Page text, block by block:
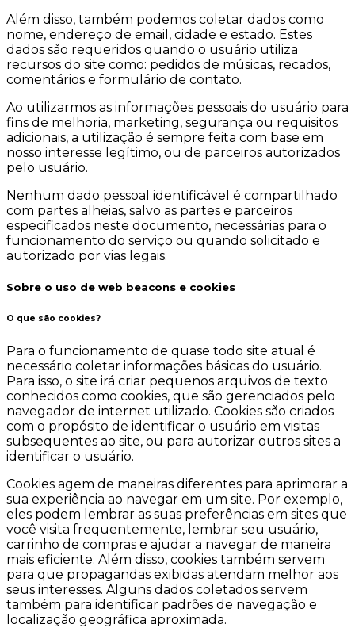
Além disso, também podemos coletar dados como
nome, endereço de email, cidade e estado. Estes
dados são requeridos quando o usuário utiliza
recursos do site como: pedidos de músicas, recados,
comentários e formulário de contato.
Ao utilizarmos as informações pessoais do usuário para
fins de melhoria, marketing, segurança ou requisitos
adicionais, a utilização é sempre feita com base em
nosso interesse legítimo, ou de parceiros autorizados
pelo usuário.
Nenhum dado pessoal identificável é compartilhado
com partes alheias, salvo as partes e parceiros
especificados neste documento, necessárias para o
funcionamento do serviço ou quando solicitado e
autorizado por vias legais.
Sobre o uso de web beacons e cookies
O que são cookies?
Para o funcionamento de quase todo site atual é
necessário coletar informações básicas do usuário.
Para isso, o site irá criar pequenos arquivos de texto
conhecidos como cookies, que são gerenciados pelo
navegador de internet utilizado. Cookies são criados
com o propósito de identificar o usuário em visitas
subsequentes ao site, ou para autorizar outros sites a
identificar o usuário.
Cookies agem de maneiras diferentes para aprimorar a
sua experiência ao navegar em um site. Por exemplo,
eles podem lembrar as suas preferências em sites que
você visita frequentemente, lembrar seu usuário,
carrinho de compras e ajudar a navegar de maneira
mais eficiente. Além disso, cookies também servem
para que propagandas exibidas atendam melhor aos
seus interesses. Alguns dados coletados servem
também para identificar padrões de navegação e
localização geográfica aproximada.